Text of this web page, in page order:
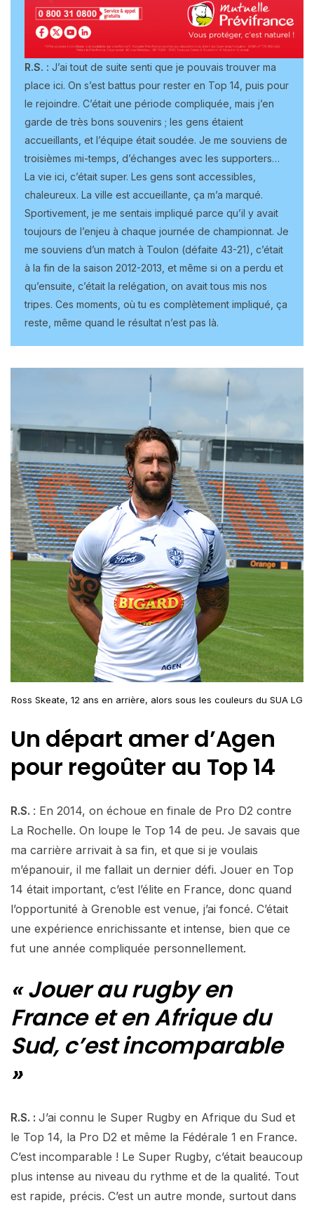
R.S. : J’ai tout de suite senti que je pouvais trouver ma
place ici. On s’est battus pour rester en Top 14, puis pour
le rejoindre. C’était une période compliquée, mais j’en
garde de très bons souvenirs ; les gens étaient
accueillants, et l’équipe était soudée. Je me souviens de
troisièmes mi-temps, d’échanges avec les supporters…
La vie ici, c’était super. Les gens sont accessibles,
chaleureux. La ville est accueillante, ça m’a marqué.
Sportivement, je me sentais impliqué parce qu’il y avait
toujours de l’enjeu à chaque journée de championnat. Je
me souviens d’un match à Toulon (défaite 43-21), c’était
à la fin de la saison 2012-2013, et même si on a perdu et
qu’ensuite, c’était la relégation, on avait tous mis nos
tripes. Ces moments, où tu es complètement impliqué, ça
reste, même quand le résultat n’est pas là.
Ross Skeate, 12 ans en arrière, alors sous les couleurs du SUA LG
Un départ amer d’Agen
pour regoûter au Top 14
R.S. : En 2014, on échoue en finale de Pro D2 contre
La Rochelle. On loupe le Top 14 de peu. Je savais que
ma carrière arrivait à sa fin, et que si je voulais
m’épanouir, il me fallait un dernier défi. Jouer en Top
14 était important, c’est l’élite en France, donc quand
l’opportunité à Grenoble est venue, j’ai foncé. C’était
une expérience enrichissante et intense, bien que ce
fut une année compliquée personnellement.
« Jouer au rugby en
France et en Afrique du
Sud, c’est incomparable
»
R.S. : J’ai connu le Super Rugby en Afrique du Sud et
le Top 14, la Pro D2 et même la Fédérale 1 en France.
C’est incomparable ! Le Super Rugby, c’était beaucoup
plus intense au niveau du rythme et de la qualité. Tout
est rapide, précis. C’est un autre monde, surtout dans